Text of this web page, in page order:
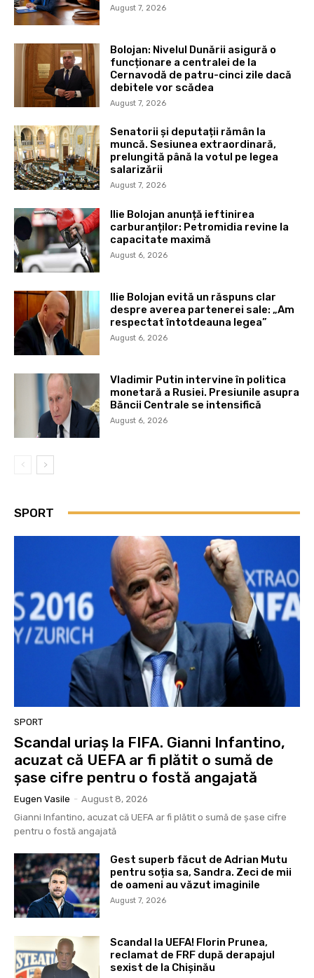
August 7, 2026
Bolojan: Nivelul Dunării asigură o
funcționare a centralei de la
Cernavodă de patru-cinci zile dacă
debitele vor scădea
August 7, 2026
Senatorii și deputații rămân la
muncă. Sesiunea extraordinară,
prelungită până la votul pe legea
salarizării
August 7, 2026
Ilie Bolojan anunță ieftinirea
carburanților: Petromidia revine la
capacitate maximă
August 6, 2026
Ilie Bolojan evită un răspuns clar
despre averea partenerei sale: „Am
respectat întotdeauna legea”
August 6, 2026
Vladimir Putin intervine în politica
monetară a Rusiei. Presiunile asupra
Băncii Centrale se intensifică
August 6, 2026
SPORT
SPORT
Scandal uriaș la FIFA. Gianni Infantino,
acuzat că UEFA ar fi plătit o sumă de
șase cifre pentru o fostă angajată
Eugen Vasile - August 8, 2026
Gianni Infantino, acuzat că UEFA ar fi plătit o sumă de șase cifre
pentru o fostă angajată
Gest superb făcut de Adrian Mutu
pentru soția sa, Sandra. Zeci de mii
de oameni au văzut imaginile
August 7, 2026
Scandal la UEFA! Florin Prunea,
reclamat de FRF după derapajul
sexist de la Chișinău